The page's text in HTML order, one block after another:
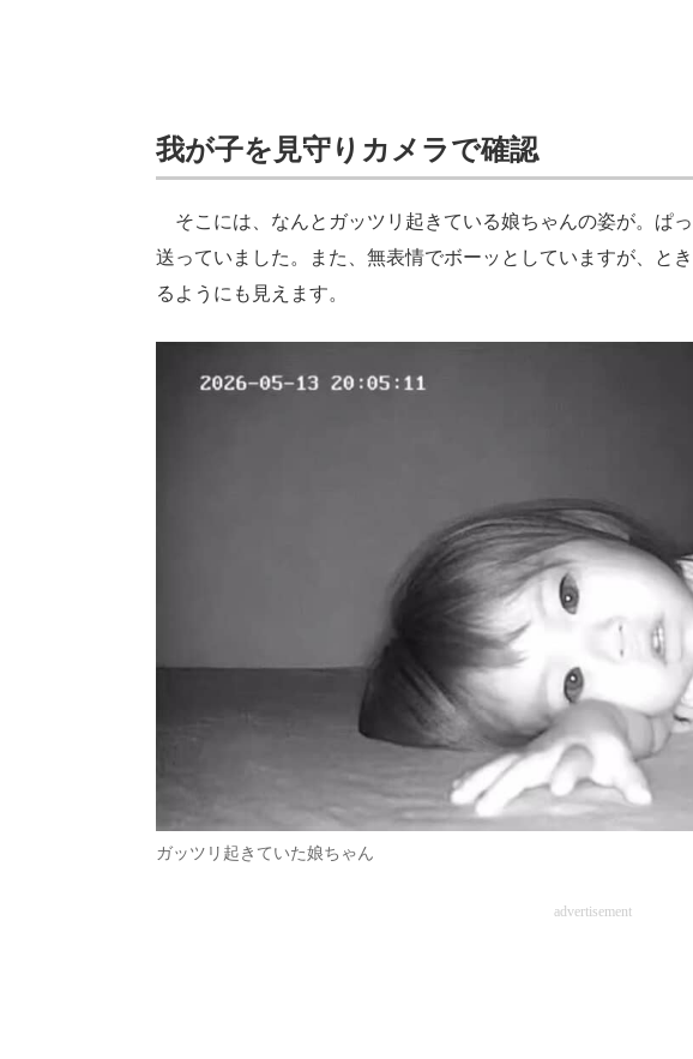
我が子を見守りカメラで確認
そこには、なんとガッツリ起きている娘ちゃんの姿が。ぱ
送っていました。また、無表情でボーッとしていますが、と
るようにも見えます。
ガッツリ起きていた娘ちゃん
advertisement